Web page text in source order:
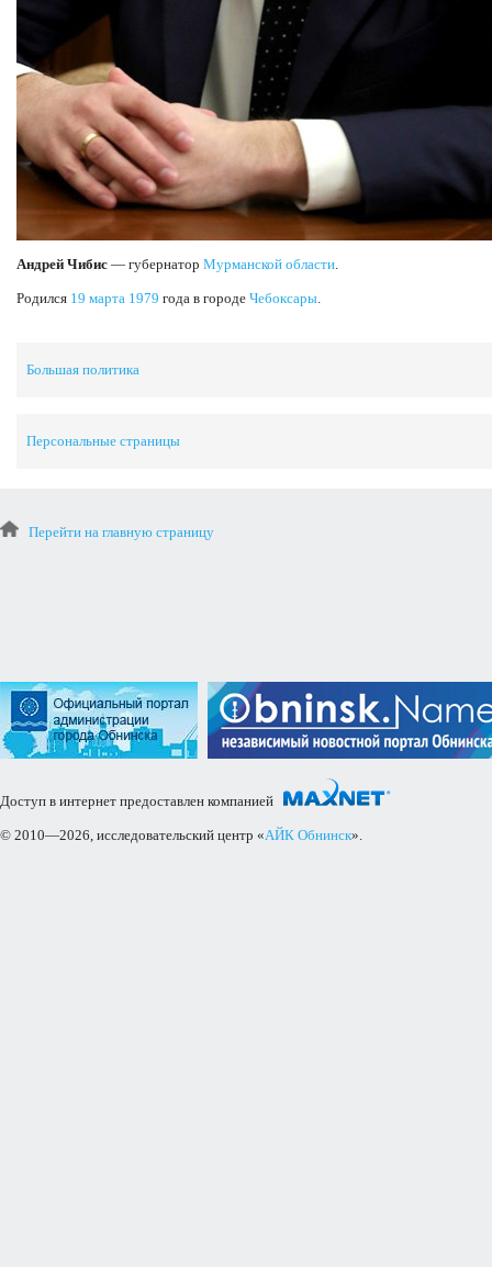
Андрей Чибис — губернатор Мурманской области.
Родился 19 марта 1979 года в городе Чебоксары.
Большая политика
Персональные страницы
Перейти на главную страницу
Доступ в интернет предоставлен компанией
© 2010—2026, исследовательский центр «АЙК Обнинск».